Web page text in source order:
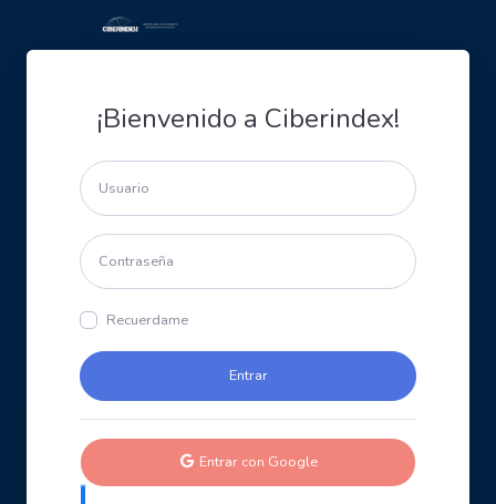
¡Bienvenido a Ciberindex!
Recuerdame
Entrar con Google